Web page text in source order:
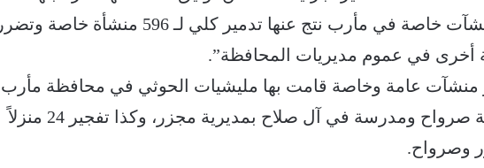
المليشيات الحوثية طالت منشآت خاصة في مأرب نتج عنها تدمير كلي لـ 596 منشأة خاصة وتضرر
26 حالة تفجير منشآت عامة وخاصة قامت بها مليشيات الحوثي في محافظة مأرب
منها تفجير مسجد في مديرية صرواح ومدرسة في آل صلاح بمديرية مجزر، وكذا تفجير 24 منزلاً
وصرواح.